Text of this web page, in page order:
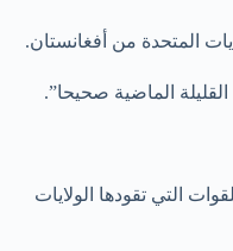
المتحدة من أفغانستان.
الماضية صحيحا”.
التي تقودها الولايات